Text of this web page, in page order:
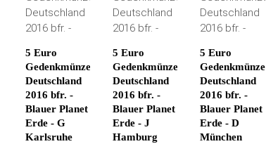
5 Euro
Gedenkmünze
Deutschland
2016 bfr. -
Blauer Planet
Erde - G
Karlsruhe
5 Euro
Gedenkmünze
Deutschland
2016 bfr. -
Blauer Planet
Erde - J
Hamburg
5 Euro
Gedenkmünze
Deutschland
2016 bfr. -
Blauer Planet
Erde - D
München